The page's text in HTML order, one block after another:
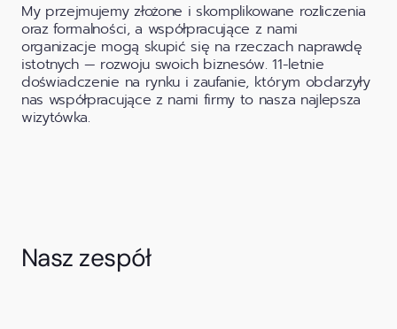
My przejmujemy złożone i skomplikowane rozliczenia
oraz formalności, a współpracujące z nami
organizacje mogą skupić się na rzeczach naprawdę
istotnych — rozwoju swoich biznesów. 11-letnie
doświadczenie na rynku i zaufanie, którym obdarzyły
nas współpracujące z nami firmy to nasza najlepsza
wizytówka.
Nasz zespół